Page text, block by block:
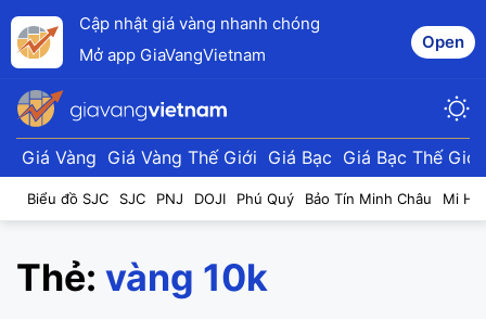
Cập nhật giá vàng nhanh chóng
Mở app GiaVangVietnam
Open
Giá Vàng Giá Vàng Thế Giới Giá Bạc Giá Bạc Thế Giới
Biểu đồ SJC SJC PNJ DOJI Phú Quý Bảo Tín Minh Châu Mi
Thẻ: vàng 10k